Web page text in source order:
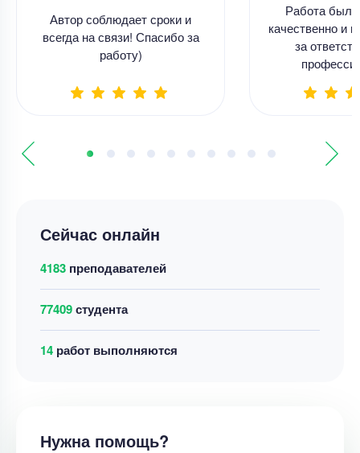
Сейчас онлайн
4183 преподавателей
77409студента
27 работ выполняются
Нужна помощь?
Автор соблюдает сроки и
всегда на связи! Спасибо за
работу)
Работа
качественно и
за